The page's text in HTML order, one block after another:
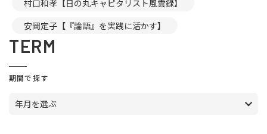
村口和孝【日の丸キャピタリスト風雲録】
安岡定子【『論語』を実践に活かす】
TERM
期間で探す
年月を選ぶ